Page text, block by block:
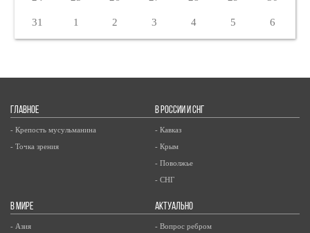
31 1 2 3 4 5 6
ГЛАВНОЕ
- Крепость мусульманина
- Точка зрения
В РОССИИ И СНГ
- Кавказ
- Крым
- Поволжье
- СНГ
В МИРЕ
- Азия
АКТУАЛЬНО
- Вопрос ребром